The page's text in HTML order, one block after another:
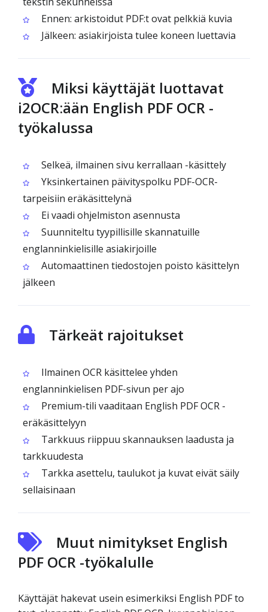
Ennen: arkistoidut PDF:t ovat pelkkiä kuvia
Jälkeen: asiakirjoista tulee koneen luettavia
Miksi käyttäjät luottavat
i2OCR:ään English PDF OCR -
työkalussa
Selkeä, ilmainen sivu kerrallaan -käsittely
Yksinkertainen päivityspolku PDF-OCR-
tarpeisiin eräkäsittelynä
Ei vaadi ohjelmiston asennusta
Suunniteltu tyypillisille skannatuille
englanninkielisille asiakirjoille
Automaattinen tiedostojen poisto käsittelyn
jälkeen
Tärkeät rajoitukset
Ilmainen OCR käsittelee yhden
englanninkielisen PDF-sivun per ajo
Premium-tili vaaditaan English PDF OCR -
eräkäsittelyyn
Tarkkuus riippuu skannauksen laadusta ja
tarkkuudesta
Tarkka asettelu, taulukot ja kuvat eivät säily
sellaisinaan
Muut nimitykset English
PDF OCR -työkalulle
Käyttäjät hakevat usein esimerkiksi English PDF to